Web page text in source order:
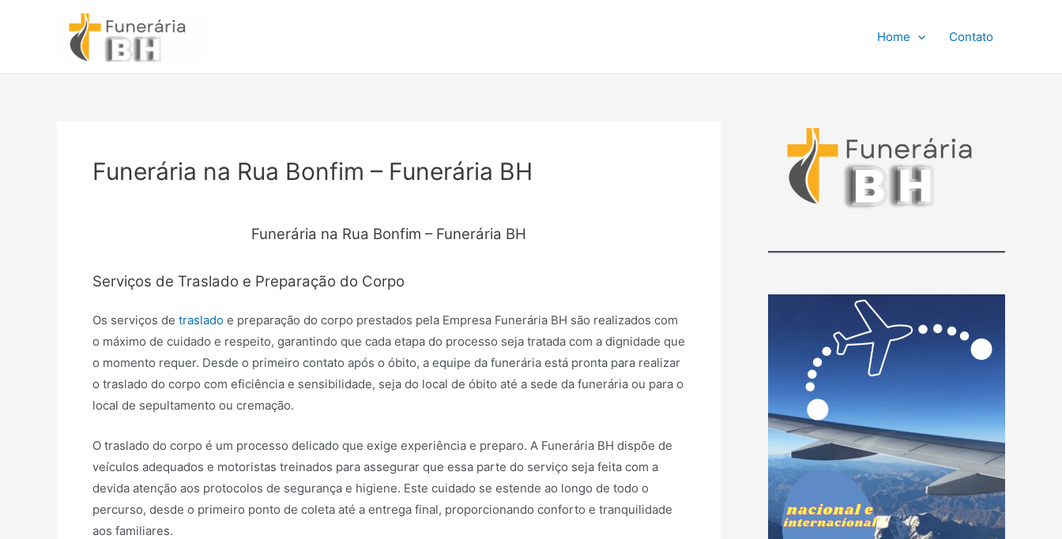
Home Contato
Funerária na Rua Bonfim – Funerária BH
Funerária na Rua Bonfim – Funerária BH
Serviços de Traslado e Preparação do Corpo
Os serviços de traslado e preparação do corpo prestados pela Empresa Funerária BH são realizados com
o máximo de cuidado e respeito, garantindo que cada etapa do processo seja tratada com a dignidade que
o momento requer. Desde o primeiro contato após o óbito, a equipe da funerária está pronta para realizar
o traslado do corpo com eficiência e sensibilidade, seja do local de óbito até a sede da funerária ou para o
local de sepultamento ou cremação.
O traslado do corpo é um processo delicado que exige experiência e preparo. A Funerária BH dispõe de
veículos adequados e motoristas treinados para assegurar que essa parte do serviço seja feita com a
devida atenção aos protocolos de segurança e higiene. Este cuidado se estende ao longo de todo o
percurso, desde o primeiro ponto de coleta até a entrega final, proporcionando conforto e tranquilidade
aos familiares.